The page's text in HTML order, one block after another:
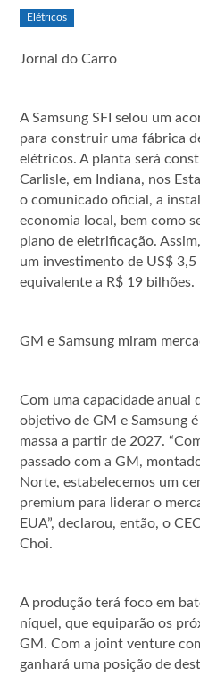
Elétricos
Jornal do Carro
A Samsung SFI selou um
para construir uma fábrica
elétricos. A planta será
Carlisle, em Indiana, nos
o comunicado oficial, a
economia local, bem como
plano de eletrificação.
um investimento de US$
equivalente a R$ 19 bilhões.
GM e Samsung miram
Com uma capacidade anual
objetivo de GM e Samsung
massa a partir de 2027.
passado com a GM,
Norte, estabelecemos um
premium para liderar o
EUA”, declarou, então, o
Choi.
A produção terá foco em
níquel, que equiparão os
GM. Com a joint venture
ganhará uma posição de